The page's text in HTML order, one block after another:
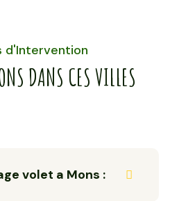
d'Intervention
DANS CES VILLES
volet a Mons :